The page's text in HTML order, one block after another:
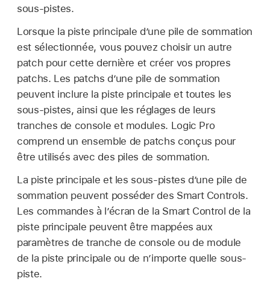
sous-pistes.
Lorsque la piste principale d’une pile de sommation
est sélectionnée, vous pouvez choisir un autre
patch pour cette dernière et créer vos propres
patchs. Les patchs d’une pile de sommation
peuvent inclure la piste principale et toutes les
sous-pistes, ainsi que les réglages de leurs
tranches de console et modules. Logic Pro
comprend un ensemble de patchs conçus pour
être utilisés avec des piles de sommation.
La piste principale et les sous-pistes d’une pile de
sommation peuvent posséder des Smart Controls.
Les commandes à l’écran de la Smart Control de la
piste principale peuvent être mappées aux
paramètres de tranche de console ou de module
de la piste principale ou de n’importe quelle sous-
piste.